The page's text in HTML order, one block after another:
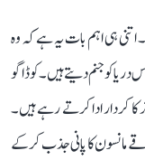
ہی اہم بات یہ ہے کہ وہ
کو جنم دیتے ہیں۔ کوڈاگو
کردار ادا کرتے رہے ہیں۔
مانسون کا پانی جذب کر کے